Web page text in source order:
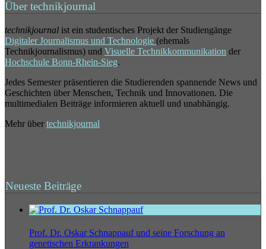
Über technikjournal
technikjournal ist ein studentisches Projekt der Studiengänge
Digitaler Journalismus und Technologie (ehemals
Technikjournalismus) und Visuelle Technikkommunikation der
Hochschule Bonn-Rhein-Sieg.
Jedes Semester präsentieren die Studierenden spannende News und
Geschichten über Menschen, Technik und Innovationen. Die
multimedialen Beiträge informieren aktuell und unabhängig.
Mehr über technikjournal
Neueste Beiträge
Prof. Dr. Oskar Schnappauf und seine Forschung an
genetischen Erkrankungen